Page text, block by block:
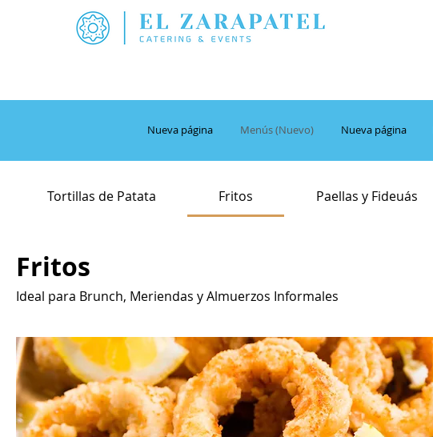
Nueva página Menús (Nuevo) Nueva página
Tortillas de Patata Fritos Paellas y Fideuás
Fritos
Ideal para Brunch, Meriendas y Almuerzos Informales